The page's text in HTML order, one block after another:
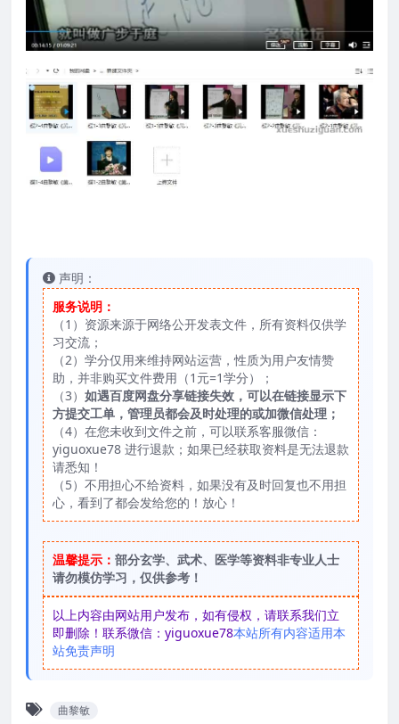
声明：
服务说明：
（1）资源来源于网络公开发表文件，所有资料仅供学
习交流；
（2）学分仅用来维持网站运营，性质为用户友情赞
助，并非购买文件费用（1元=1学分）；
（3） 如遇百度网盘分享链接失效，可以在链接显示下
方提交工单，管理员都会及时处理的或加微信处理；
（4）在您未收到文件之前，可以联系客服微信：
yiguoxue78 进行退款；如果已经获取资料是无法退款
请悉知！
（5）不用担心不给资料，如果没有及时回复也不用担
心，看到了都会发给您的！放心！
温馨提示： 部分玄学、武术、医学等资料非专业人士
请勿模仿学习，仅供参考！
以上内容由网站用户发布，如有侵权，请联系我们立
即删除！联系微信：yiguoxue78本站所有内容适用本
站免责声明
曲黎敏